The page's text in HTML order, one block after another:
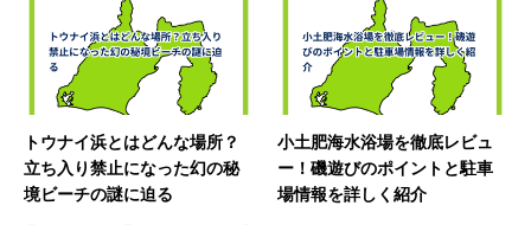
トウナイ浜とはどんな場所？
立ち入り禁止になった幻の秘
境ビーチの謎に迫る
小土肥海水浴場を徹底レビュ
ー！磯遊びのポイントと駐車
場情報を詳しく紹介